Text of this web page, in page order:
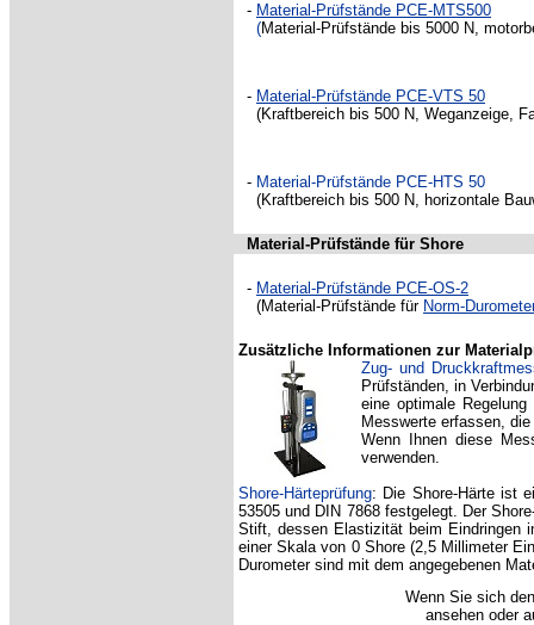
- Material-Prüfstände PCE-MTS500
(Material-Prüfstände bis 5000 N,
- Material-Prüfstände PCE-VTS 50
(Kraftbereich bis 500 N, Weganzeige,
- Material-Prüfstände PCE-HTS 50
(Kraftbereich bis 500 N, horizontale
Material-Prüfstände für Shore
- Material-Prüfstände PCE-OS-2
(Material-Prüfstände für Norm-
Zusätzliche Informationen zur
Zug- und
Prüfständen, in
eine optimale
Messwerte erfassen,
Wenn Ihnen diese
verwenden.
Shore-Härteprüfung: Die Shore-Härte ist
53505 und DIN 7868 festgelegt. Der
Stift, dessen Elastizität beim Eindringen
einer Skala von 0 Shore (2,5 Millimeter
Durometer sind mit dem angegebenen
Wenn Sie sich
ansehen oder